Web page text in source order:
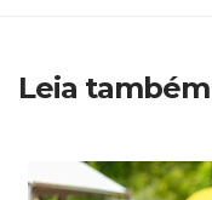
Leia também